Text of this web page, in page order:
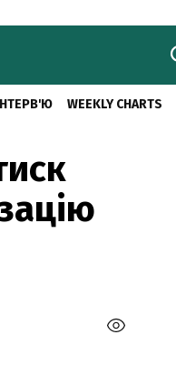
WEEKLY CHARTS